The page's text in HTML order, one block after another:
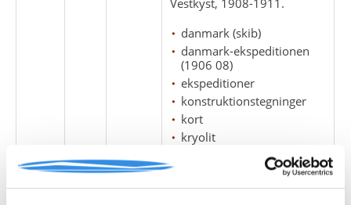
danmark (skib)
danmark-ekspeditionen
(1906 08)
ekspeditioner
konstruktionstegninger
kort
kryolit